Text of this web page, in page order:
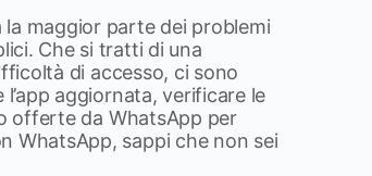
maggior parte dei problemi
Che si tratti di una
di accesso, ci sono
aggiornata, verificare le
offerte da WhatsApp per
WhatsApp, sappi che non sei